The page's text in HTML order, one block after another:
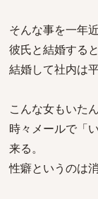
そんな事を一年
彼氏と結婚する
結婚して社内は
こんな女もいた
時々メールで「
来る。
性癖というのは